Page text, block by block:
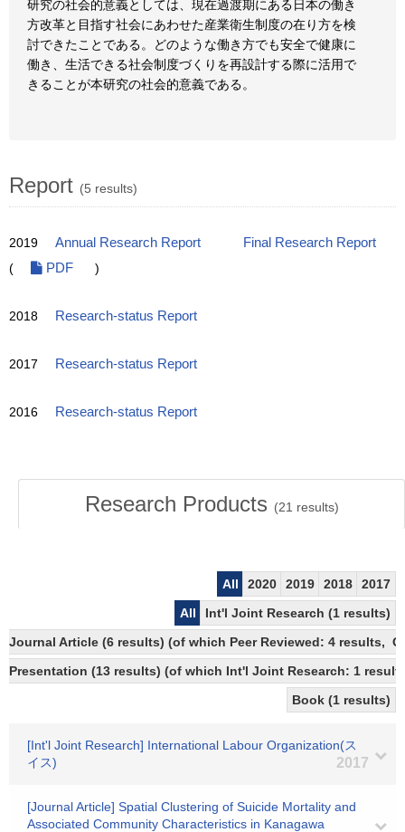
研究の社会的意義としては、現在過渡期にある日本の働き
方改革と目指す社会にあわせた産業衛生制度の在り方を検
討できたことである。どのような働き方でも安全で健康に
働き、生活できる社会制度づくりを再設計する際に活用で
きることが本研究の社会的意義である。
Report (5 results)
2019 Annual Research Report
Final Research Report
(
PDF )
2018 Research-status Report
2017 Research-status Report
2016 Research-status Report
Research Products (21 results)
All 2020 2019 2018
2017
All
Int'l Joint Research (1 results)
Journal Article (6 results) (of which Peer Reviewed: 4 results,
Presentation (13 results) (of which Int'l Joint Research: 1
Book (1 results)
[Int'l Joint Research] International Labour Organization(ス
イス)
2017
[Journal Article] Spatial Clustering of Suicide Mortality and
Associated Community Characteristics in Kanagawa